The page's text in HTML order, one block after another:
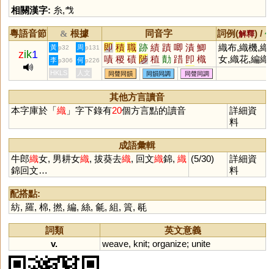
相關漢字: 糸,𢦏
粵語音節 & 根據 同音字 詞例(解釋) /
zik1
黃 p32 周 p131 即 積 職 跡 績 蹟 唧 漬 鯽
嘖 稷 磧 陟 稙 勣 踖 卽 樴
唶 蠀 樍 捗 嬂 庴 尐 戠 畟
鰿 蘵 癪 蟙 膱 楖 堲 幘 蝍
織布,織機,織
女,織花,編織
李 p306 何 p226
HKLS 人文 同聲同韻 同韻同調 同聲同調
其他方言讀音
本字庫於「織」字下錄有20個方言點的讀音
詳細資
料
成語彙輯
牛郎織女, 男耕女織, 拔葵去織, 回文織錦, 織
錦回文…
(5/30)
詳細資
料
配搭點:
紡, 羅, 棉, 撚, 編, 絲, 毹, 組, 篢, 毼
詞類
英文意義
v.
weave, knit; organize; unite